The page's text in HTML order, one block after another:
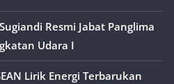
Resmi Jabat Panglima
Udara I
Lirik Energi Terbarukan